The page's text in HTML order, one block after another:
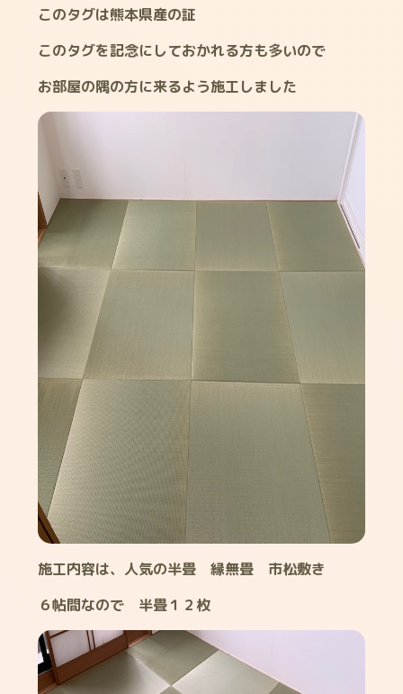
このタグは熊本県産の証
このタグを記念にしておかれる方も多いので
お部屋の隅の方に来るよう施工しました
施工内容は、人気の半畳 縁無畳 市松敷き
６帖間なので 半畳１２枚